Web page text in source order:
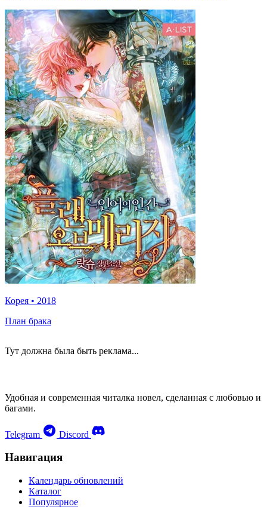
Корея • 2018
План брака
Тут должна была быть реклама...
Удобная и современная читалка новел, сделанная с любовью и
багами.
Telegram Discord
Навигация
Календарь обновлений
Каталог
Популярное